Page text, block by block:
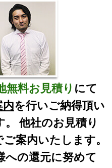
無料お見積り にて
内を行いご納得頂い
他社のお見積り
ご案内いたします。
への還元に努めて